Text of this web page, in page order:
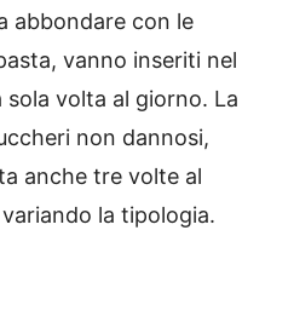
abbondare con le
vanno inseriti nel
volta al giorno. La
non dannosi,
anche tre volte al
la tipologia.